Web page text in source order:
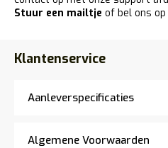
Stuur een mailtje of bel ons op
Klantenservice
Aanleverspecificaties
Algemene Voorwaarden